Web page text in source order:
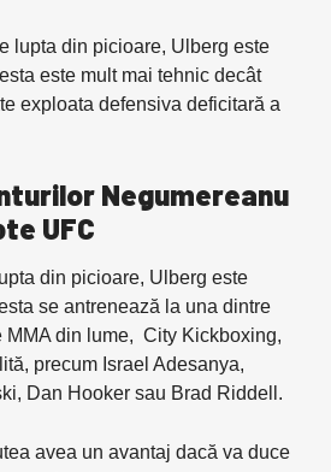
lupta din picioare, Ulberg este
este mult mai tehnic decât
exploata defensiva deficitară a
Negumereanu
UFC
din picioare, Ulberg este
se antrenează la una dintre
MMA din lume, City Kickboxing,
precum Israel Adesanya,
Dan Hooker sau Brad Riddell.
avea un avantaj dacă va duce